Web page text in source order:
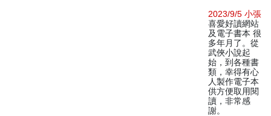
2023/9/5 小張
喜愛好讀網站
及電子書本 很
多年月了。從
武俠小說起
始，到各種書
類，幸得有心
人製作電子本
供方便取用閱
讀，非常感
謝。